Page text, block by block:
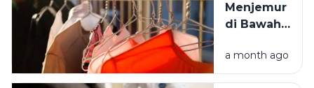
Tinggal yang
Bersih
Kesejahteraan
Kita?
Menjemur
di Bawah
atau Di
Tempat
a month ago